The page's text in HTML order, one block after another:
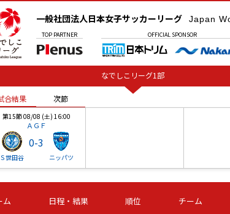
一般社団法人日本女子サッカーリーグ Japan
TOP PARTNER OFFICIAL SPONSOR
なでしこリーグ1部
合結果 次節
第15節 08/08 (土) 16:00
ＡＧＦ
Ｓ世田谷
0-3
ニッパツ
第16節 09/05 (土) 15:00
ニッパツ
第16節 09/05 (土) 15:00
石人の星
第16節 09/
試合結果 次節
ム 日程・結果 順位 チーム